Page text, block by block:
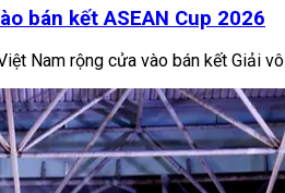
bán kết ASEAN Cup 2026
Nam rộng cửa vào bán kết Giải